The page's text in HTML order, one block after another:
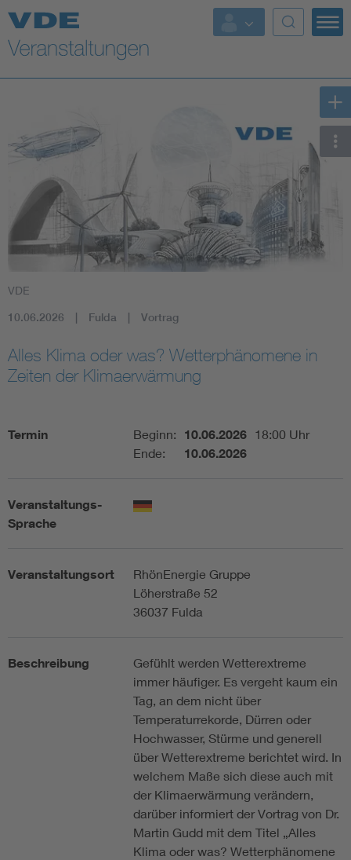
Top Themen
Fokusthemen
Energy
AI & Digital Trust
Health
Mobility
Assisted Living
Energy storage
VDE
10.06.2026 Fulda Vortrag
Alles Klima oder was? Wetterphänomene in
Zeiten der Klimaerwärmung
Termin Beginn: 10.06.2026 18:00 Uhr
Ende:
10.06.2026
Veranstaltungs-
Sprache
Veranstaltungsort
RhönEnergie Gruppe
Löherstraße 52
36037 Fulda
Beschreibung
Gefühlt werden Wetterextreme
immer häufiger. Es vergeht kaum ein
Tag, an dem nicht über
Temperaturrekorde, Dürren oder
Hochwasser, Stürme und generell
über Wetterextreme berichtet wird. In
welchem Maße sich diese auch mit
der Klimaerwärmung verändern,
darüber informiert der Vortrag von Dr.
Martin Gudd mit dem Titel „Alles
Klima oder was? Wetterphänomene